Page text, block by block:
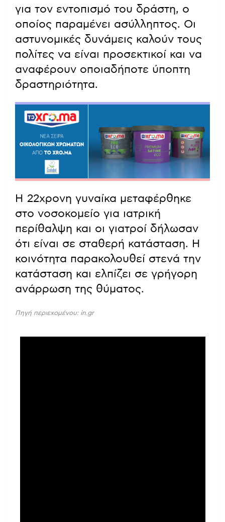
για τον εντοπισμό του δράστη, ο
οποίος παραμένει ασύλληπτος. Οι
αστυνομικές δυνάμεις καλούν τους
πολίτες να είναι προσεκτικοί και να
αναφέρουν οποιαδήποτε ύποπτη
δραστηριότητα.
Η 22χρονη γυναίκα μεταφέρθηκε
στο νοσοκομείο για ιατρική
περίθαλψη και οι γιατροί δήλωσαν
ότι είναι σε σταθερή κατάσταση. Η
κοινότητα παρακολουθεί στενά την
κατάσταση και ελπίζει σε γρήγορη
ανάρρωση της θύματος.
Πηγή περιεχομένου: in.gr